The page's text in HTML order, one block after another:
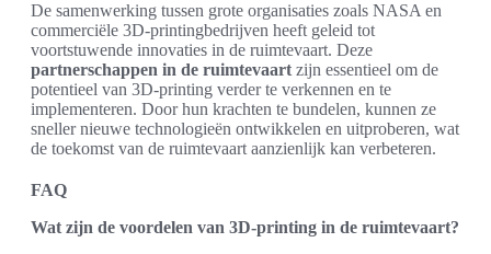
De samenwerking tussen grote organisaties zoals NASA en
commerciële 3D-printingbedrijven heeft geleid tot
voortstuwende innovaties in de ruimtevaart. Deze
partnerschappen in de ruimtevaart zijn essentieel om de
potentieel van 3D-printing verder te verkennen en te
implementeren. Door hun krachten te bundelen, kunnen ze
sneller nieuwe technologieën ontwikkelen en uitproberen, wat
de toekomst van de ruimtevaart aanzienlijk kan verbeteren.
FAQ
Wat zijn de voordelen van 3D-printing in de ruimtevaart?